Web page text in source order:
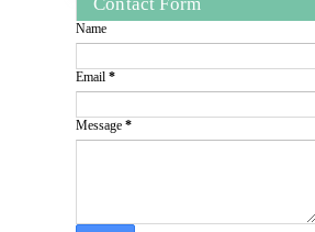
Name
Email *
Message *